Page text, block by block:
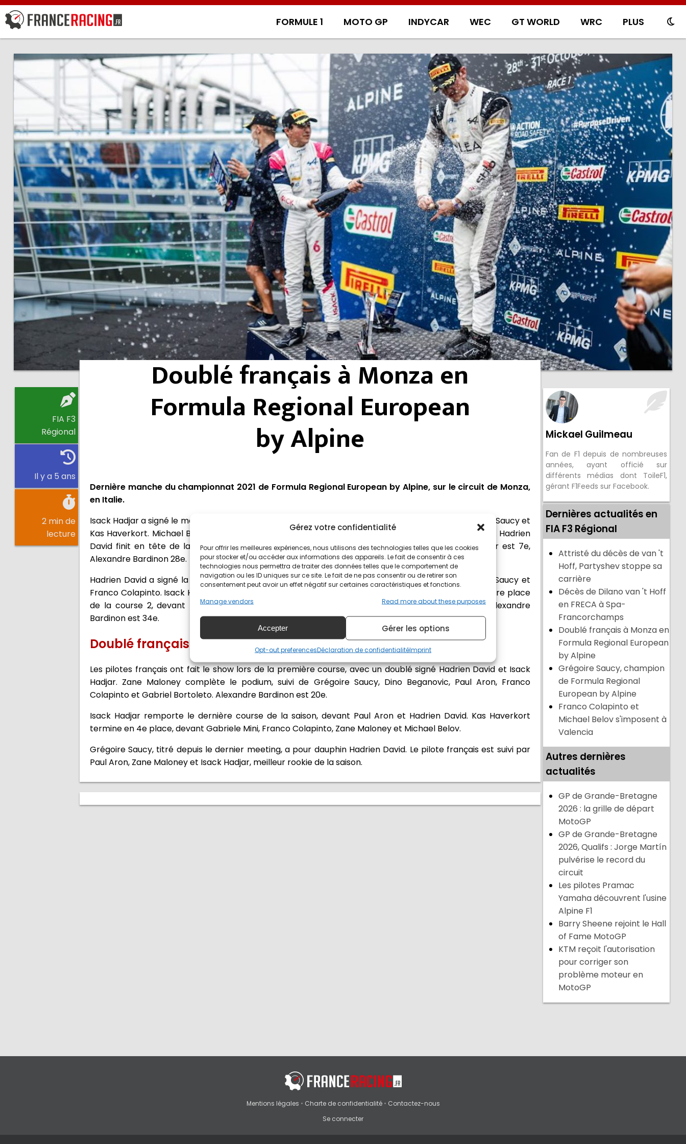
Gérez votre confidentialité
Pour offrir les meilleures expériences, nous utilisons des technologies telles que les cookies
pour stocker et/ou accéder aux informations des appareils. Le fait de consentir à ces
technologies nous permettra de traiter des données telles que le comportement de
navigation ou les ID uniques sur ce site. Le fait de ne pas consentir ou de retirer son
consentement peut avoir un effet négatif sur certaines caractéristiques et fonctions.
Manage vendors
Read more about these purposes
Accepter Gérer les options
Opt-out preferencesDéclaration de confidentialitéImprint
FORMULE 1 MOTO GP INDYCAR WEC GT WORLD WRC PLUS
FIA F3
Régional
Il y a 5 ans
2 min de
lecture
Doublé français à Monza en
Formula Regional European
by Alpine
Dernière manche du championnat 2021 de Formula Regional European by Alpine, sur le circuit de Monza,
en Italie.
Isack Hadjar a signé le meilleur temps des premiers essais libres. Le pilote français devance Grégoire Saucy et
Kas Haverkort. Michael Belov termine quatrième devant Hadrien David. Alexandre Bardinon est 24e. Hadrien
David finit en tête de la seconde séance, devant Dino Beganovic et Grégoire Saucy. Isack Hadjar est 7e,
Alexandre Bardinon 28e.
Hadrien David a signé la première pole position du week-end. Le pilote français devance Grégoire Saucy et
Franco Colapinto. Isack Hadjar est 7e, Alexandre Bardinon est 27e. Dino Beganovic part de la première place
de la course 2, devant David Vidales et Paul Aron. Isack Hadjar est 4e, Hadrien David est 7e, Alexandre
Bardinon est 34e.
Doublé français à Monza
Les pilotes français ont fait le show lors de la première course, avec un doublé signé Hadrien David et Isack
Hadjar. Zane Maloney complète le podium, suivi de Grégoire Saucy, Dino Beganovic, Paul Aron, Franco
Colapinto et Gabriel Bortoleto. Alexandre Bardinon est 20e.
Isack Hadjar remporte le dernière course de la saison, devant Paul Aron et Hadrien David. Kas Haverkort
termine en 4e place, devant Gabriele Mini, Franco Colapinto, Zane Maloney et Michael Belov.
Grégoire Saucy, titré depuis le dernier meeting, a pour dauphin Hadrien David. Le pilote français est suivi par
Paul Aron, Zane Maloney et Isack Hadjar, meilleur rookie de la saison.
Mickael Guilmeau
Fan de F1 depuis de nombreuses
années, ayant officié sur
différents médias dont ToileF1,
gérant F1Feeds sur Facebook.
Dernières actualités en
FIA F3 Régional
Attristé du décès de van 't
Hoff, Partyshev stoppe sa
carrière
Décès de Dilano van 't Hoff
en FRECA à Spa-
Francorchamps
Doublé français à Monza en
Formula Regional European
by Alpine
Grégoire Saucy, champion
de Formula Regional
European by Alpine
Franco Colapinto et
Michael Belov s'imposent à
Valencia
Autres dernières
actualités
GP de Grande-Bretagne
2026 : la grille de départ
MotoGP
GP de Grande-Bretagne
2026, Qualifs : Jorge Martín
pulvérise le record du
circuit
Les pilotes Pramac
Yamaha découvrent l'usine
Alpine F1
Barry Sheene rejoint le Hall
of Fame MotoGP
KTM reçoit l'autorisation
pour corriger son
problème moteur en
MotoGP
Mentions légales • Charte de confidentialité• Contactez-nous
Se connecter